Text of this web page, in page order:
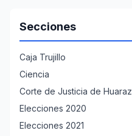
Secciones
Caja Trujillo
Ciencia
Corte de Justicia de Huaraz
Elecciones 2020
Elecciones 2021